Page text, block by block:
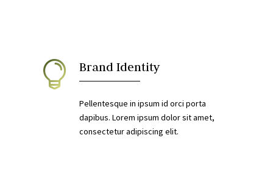
 Brand Identity
Pellentesque in ipsum id orci porta
dapibus. Lorem ipsum dolor sit amet,
consectetur adipiscing elit.